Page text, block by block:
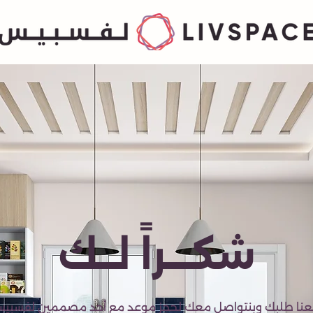
شكـــراً لــك
طلبك وبنتواصل معك لحجز موعد مع أحد مصممين